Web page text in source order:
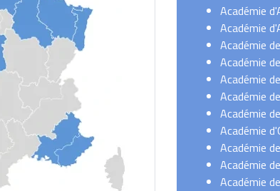
Académie
Académie
Académie
Académie
Académie
Académie
Académie
Académie
Académie
Académie
Académie